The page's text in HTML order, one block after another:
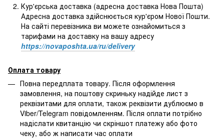
Кур'єрська доставка (адресна доставка Нова Пошта)
Адресна доставка здійснюється кур'єром Нової Пошти.
На сайті перевізника ви можете ознайомиться з
тарифами на доставку на вашу адресу
https://novaposhta.ua/ru/delivery
Оплата товару
Повна передплата товару. Після оформлення
замовлення, на поштову скриньку надійде лист з
реквізитами для оплати, також реквізити дублюємо в
Viber/Telegram повідомленням. Після оплати потрібно
надіслати квитанцію чи скріншот платежу або фото
чеку, або ж написати час оплати